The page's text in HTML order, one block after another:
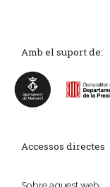
Amb el suport de:
Accessos directes